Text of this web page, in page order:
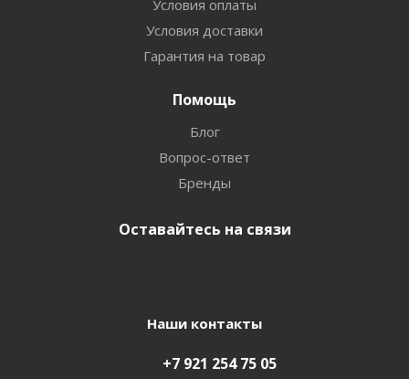
Условия оплаты
Условия доставки
Гарантия на товар
Помощь
Блог
Вопрос-ответ
Бренды
Оставайтесь на связи
Наши контакты
+7 921 254 75 05